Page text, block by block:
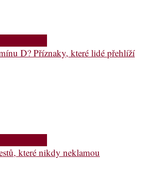
D? Příznaky, které lidé přehlíží
které nikdy neklamou